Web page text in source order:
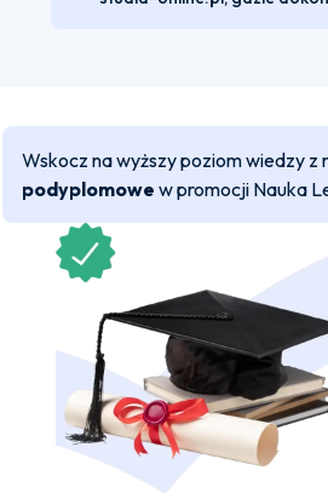
Wskocz na wyższy poziom wiedzy z
podyplomowe w promocji Nauka